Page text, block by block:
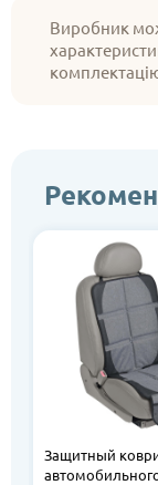
Виробник
Защитный